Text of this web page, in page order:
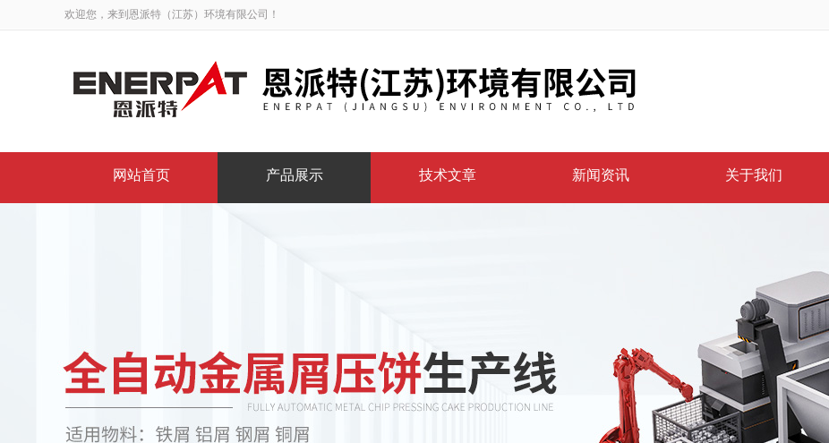
欢迎您，来到恩派特（江苏）环境有限公司！
网站首页 产品展示 技术文章 新闻资讯 关于我们